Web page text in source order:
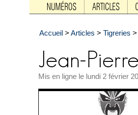
Accueil > Articles > Tigreries >
Mis en ligne le lundi 2 février